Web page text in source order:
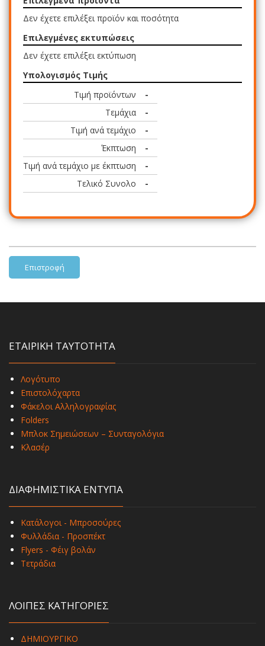
Δεν έχετε επιλέξει προϊόν και ποσότητα
Επιλεγμένες εκτυπώσεις
Δεν έχετε επιλέξει εκτύπωση
Υπολογισμός Τιμής
Τιμή προϊόντων
-
Τεμάχια
-
Τιμή ανά τεμάχιο
-
Έκπτωση
-
Τιμή ανά τεμάχιο με έκπτωση
-
Τελικό Συνολο
-
Επιστροφή
ΕΤΑΙΡΙΚΗ ΤΑΥΤΟΤΗΤΑ
Λογότυπο
Επιστολόχαρτα
Φάκελοι Αλληλογραφίας
Folders
Μπλοκ Σημειώσεων – Συνταγολόγια
Κλασέρ
ΔΙΑΦΗΜΙΣΤΙΚΑ ΕΝΤΥΠΑ
Κατάλογοι - Μπροσούρες
Φυλλάδια - Προσπέκτ
Flyers - Φέιγ βολάν
Τετράδια
ΛΟΙΠΕΣ ΚΑΤΗΓΟΡΙΕΣ
ΔΗΜΙΟΥΡΓΙΚΟ